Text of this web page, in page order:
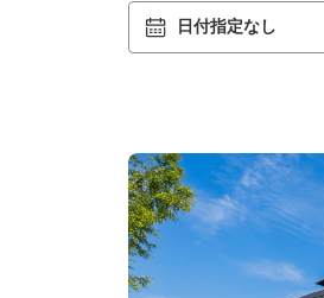
日付指定なし